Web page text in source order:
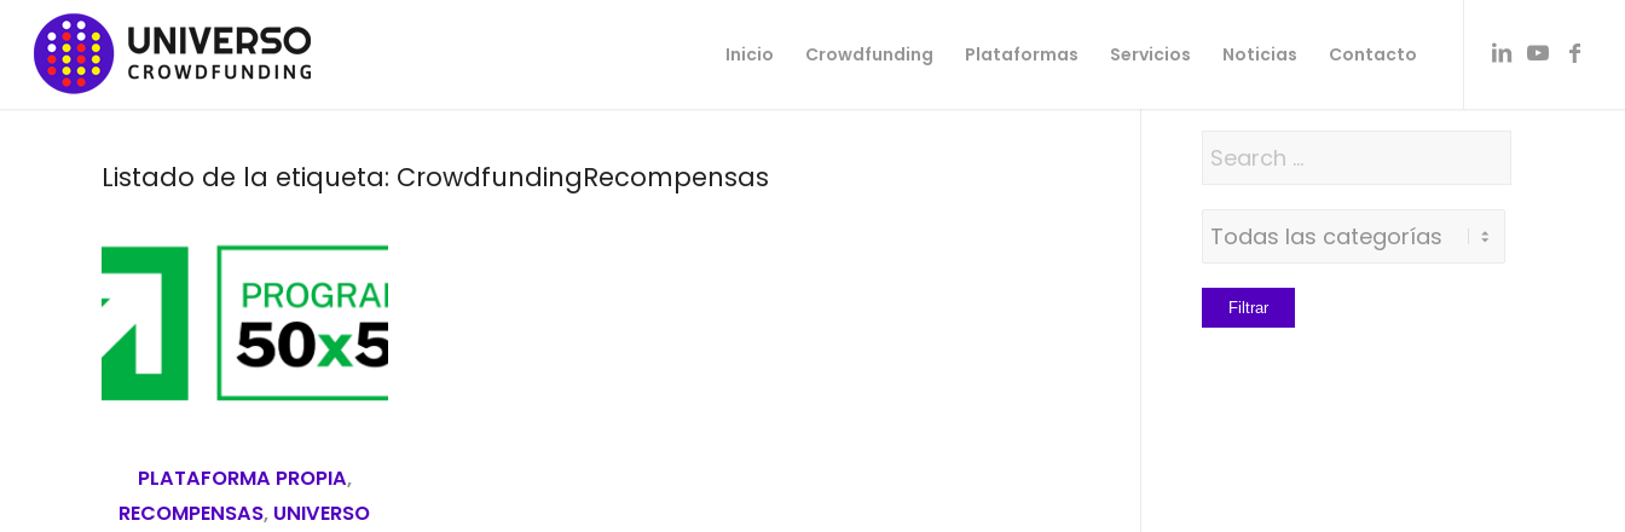
Inicio Crowdfunding Plataformas Servicios Noticias Contacto
Listado de la etiqueta: CrowdfundingRecompensas
PLATAFORMA PROPIA,
RECOMPENSAS, UNIVERSO